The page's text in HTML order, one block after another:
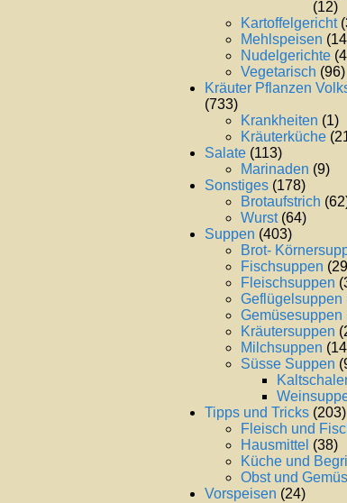
(12)
Kartoffelgericht
Mehlspeisen
Nudelgerichte
Vegetarisch (96)
Kräuter Pflanzen
(733)
Krankheiten (1)
Kräuterküche
Salate (113)
Marinaden (9)
Sonstiges (178)
Brotaufstrich
Wurst(64)
Suppen (403)
Brot-
Fischsuppen
Fleischsuppen
Geflügelsuppen
Gemüsesuppen
Kräutersuppen
Milchsuppen
Süsse Suppen
Tipps und Tricks (203)
Fleisch und
Hausmittel (38)
Küche und
Obst und
Vorspeisen (24)